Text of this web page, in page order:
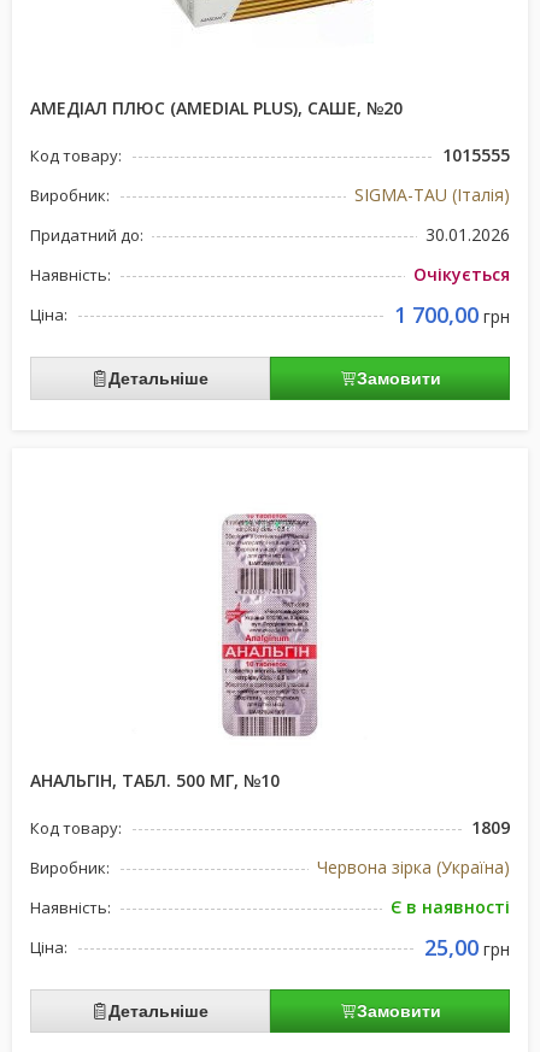
АМЕДІАЛ ПЛЮС (AMEDIAL PLUS), САШЕ, №20
Код товару: 1015555
Виробник: SIGMA-TAU (Італія)
Придатний до: 30.01.2026
Наявність: Очікується
Ціна: 1 700,00 грн
Детальніше Замовити
АНАЛЬГІН, ТАБЛ. 500 МГ, №10
Код товару: 1809
Виробник: Червона зірка (Україна)
Наявність: Є в наявності
Ціна: 25,00 грн
Детальніше Замовити